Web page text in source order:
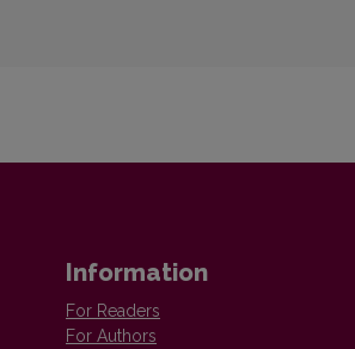
Information
For Readers
For Authors